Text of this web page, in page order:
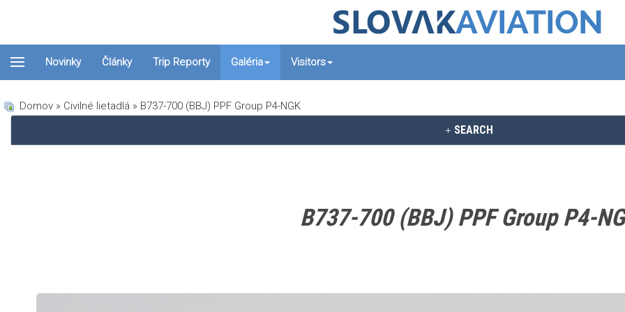
Novinky Články Trip Reporty Galéria Visitors
Domov » Civilné lietadlá » B737-700 (BBJ) PPF Group P4-NGK
SEARCH
B737-700 (BBJ) PPF Group P4-